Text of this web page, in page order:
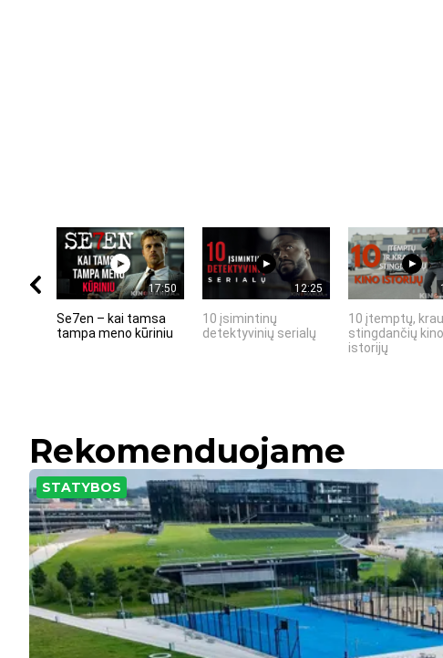
17:50
Se7en – kai tamsa
tampa meno kūriniu
12:25
10 įsimintinų
detektyvinių serialų
10 įtemptų,
stingdančių kino
istorijų
Rekomenduojame
STATYBOS